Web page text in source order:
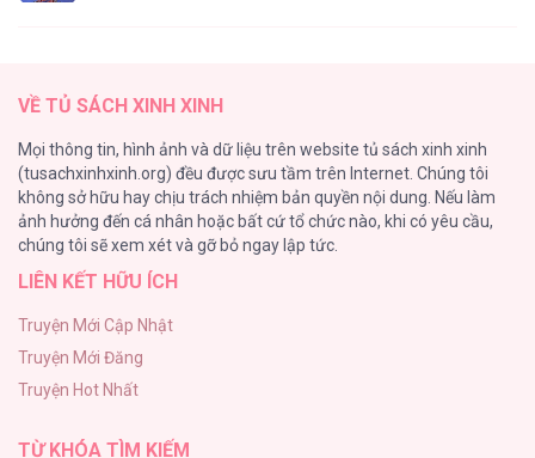
26
Rổn Nước Lì
26
Tuyển Tập Manhwa Côn Trùng
Phạm Luật
25
VỀ TỦ SÁCH XINH XINH
Mọi thông tin, hình ảnh và dữ liệu trên website tủ sách xinh xinh
(tusachxinhxinh.org) đều được sưu tầm trên Internet. Chúng tôi
không sở hữu hay chịu trách nhiệm bản quyền nội dung. Nếu làm
ảnh hưởng đến cá nhân hoặc bất cứ tổ chức nào, khi có yêu cầu,
chúng tôi sẽ xem xét và gỡ bỏ ngay lập tức.
LIÊN KẾT HỮU ÍCH
Truyện Mới Cập Nhật
Truyện Mới Đăng
Truyện Hot Nhất
TỪ KHÓA TÌM KIẾM